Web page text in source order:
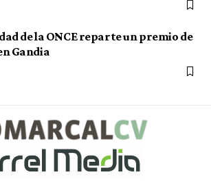
de la ONCE reparte un premio de
Gandia